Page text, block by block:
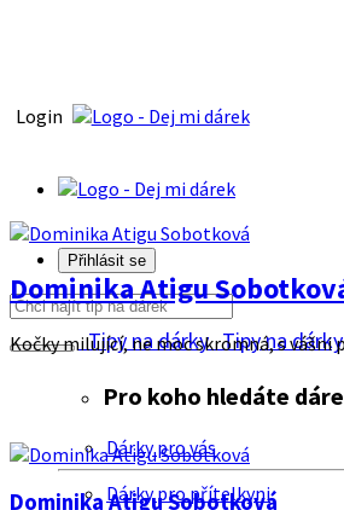
Login
Přihlásit se
Tipy na dárkyTipy na dárky
Pro koho hledáte
Dárky pro vás
Dárky pro přítelkyni
Dominika Atigu
Kočky milující, ne moc skromná, s vášni
Dominika Atigu Sobotková